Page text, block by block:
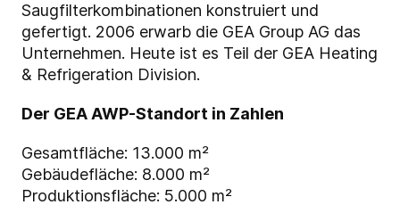
Saugfilterkombinationen konstruiert und
gefertigt. 2006 erwarb die GEA Group AG das
Unternehmen. Heute ist es Teil der GEA Heating
& Refrigeration Division.
Der GEA AWP-Standort in Zahlen
Gesamtfläche: 13.000 m²
Gebäudefläche: 8.000 m²
Produktionsfläche: 5.000 m²